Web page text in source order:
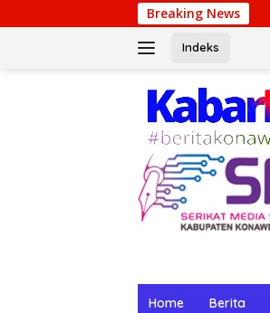
ke
Breaking News
Indeks
Home Berita